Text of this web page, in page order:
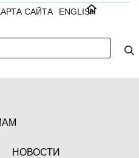
ENGLISH
САЙТА
НОВОСТИ